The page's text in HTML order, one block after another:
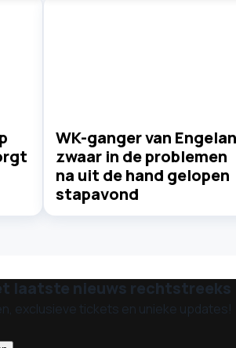
WK-ganger van
zwaar in de problemen
na uit de hand gelopen
stapavond
laatste nieuws rechtstreeks
exclusieve tickets en unieke updates!